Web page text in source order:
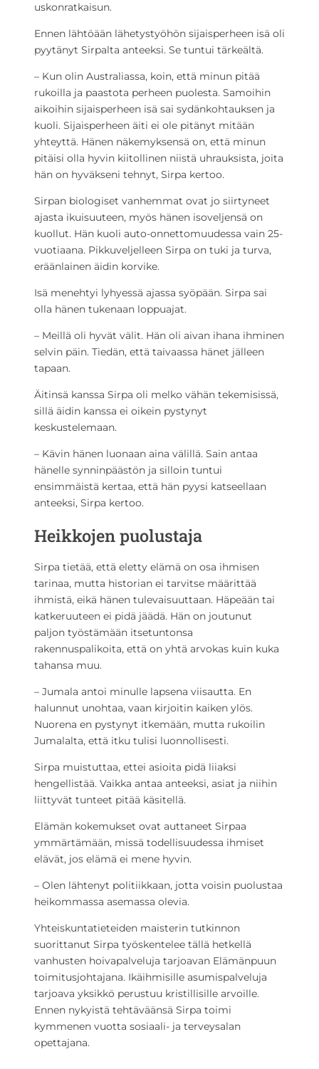
uskonratkaisun.
Ennen lähtöään lähetystyöhön sijaisperheen isä oli
pyytänyt Sirpalta anteeksi. Se tuntui tärkeältä.
– Kun olin Australiassa, koin, että minun pitää
rukoilla ja paastota perheen puolesta. Samoihin
aikoihin sijaisperheen isä sai sydänkohtauksen ja
kuoli. Sijaisperheen äiti ei ole pitänyt mitään
yhteyttä. Hänen näkemyksensä on, että minun
pitäisi olla hyvin kiitollinen niistä uhrauksista, joita
hän on hyväkseni tehnyt, Sirpa kertoo.
Sirpan biologiset vanhemmat ovat jo siirtyneet
ajasta ikuisuuteen, myös hänen isoveljensä on
kuollut. Hän kuoli auto-onnettomuudessa vain 25-
vuotiaana. Pikkuveljelleen Sirpa on tuki ja turva,
eräänlainen äidin korvike.
Isä menehtyi lyhyessä ajassa syöpään. Sirpa sai
olla hänen tukenaan loppuajat.
– Meillä oli hyvät välit. Hän oli aivan ihana ihminen
selvin päin. Tiedän, että taivaassa hänet jälleen
tapaan.
Äitinsä kanssa Sirpa oli melko vähän tekemisissä,
sillä äidin kanssa ei oikein pystynyt
keskustelemaan.
– Kävin hänen luonaan aina välillä. Sain antaa
hänelle synninpäästön ja silloin tuntui
ensimmäistä kertaa, että hän pyysi katseellaan
anteeksi, Sirpa kertoo.
Heikkojen puolustaja
Sirpa tietää, että eletty elämä on osa ihmisen
tarinaa, mutta historian ei tarvitse määrittää
ihmistä, eikä hänen tulevaisuuttaan. Häpeään tai
katkeruuteen ei pidä jäädä. Hän on joutunut
paljon työstämään itsetuntonsa
rakennuspalikoita, että on yhtä arvokas kuin kuka
tahansa muu.
– Jumala antoi minulle lapsena viisautta. En
halunnut unohtaa, vaan kirjoitin kaiken ylös.
Nuorena en pystynyt itkemään, mutta rukoilin
Jumalalta, että itku tulisi luonnollisesti.
Sirpa muistuttaa, ettei asioita pidä liiaksi
hengellistää. Vaikka antaa anteeksi, asiat ja niihin
liittyvät tunteet pitää käsitellä.
Elämän kokemukset ovat auttaneet Sirpaa
ymmärtämään, missä todellisuudessa ihmiset
elävät, jos elämä ei mene hyvin.
– Olen lähtenyt politiikkaan, jotta voisin puolustaa
heikommassa asemassa olevia.
Yhteiskuntatieteiden maisterin tutkinnon
suorittanut Sirpa työskentelee tällä hetkellä
vanhusten hoivapalveluja tarjoavan Elämänpuun
toimitusjohtajana. Ikäihmisille asumispalveluja
tarjoava yksikkö perustuu kristillisille arvoille.
Ennen nykyistä tehtäväänsä Sirpa toimi
kymmenen vuotta sosiaali- ja terveysalan
opettajana.